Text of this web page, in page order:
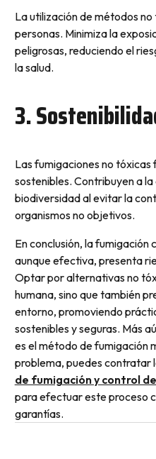
La utilización de métodos
personas. Minimiza la
peligrosas, reduciendo el
la salud.
3.
Las fumigaciones no
sostenibles. Contribuyen a
biodiversidad al evitar la
organismos no objetivos.
En conclusión, la fumigación
aunque efectiva, presenta
Optar por alternativas no
humana, sino que también
entorno, promoviendo
sostenibles y seguras. Más
es el método de fumigación
problema, puedes contratar
de fumigación y control
para efectuar este proceso
garantías.